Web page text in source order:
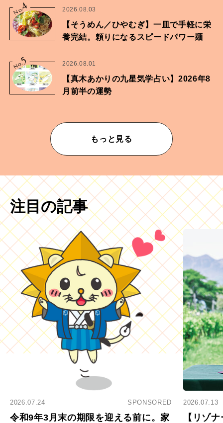
No.
4 2026.08.03
【そうめん／ひやむぎ】一皿で手軽に栄
養完結。頼りになるスピードパワー麺
No.
5 2026.08.01
【真木あかりの九星気学占い】2026年8
月前半の運勢
もっと見る
注目の記事
2026.07.24 SPONSORED
令和9年3月末の期限を迎える前に。家
2026.07.13
【リゾ